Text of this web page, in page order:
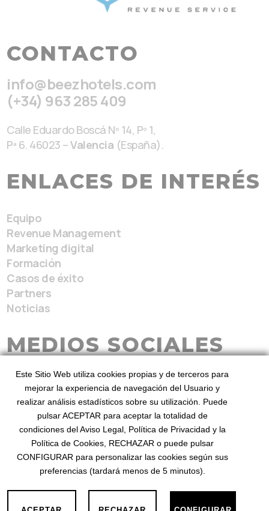
CONTACTO
info@beezhotels.com
(+34) 963 285 409
Calle Eduardo Boscá Nº 14, Pº 1,
Pª 6. 46023 –Valencia (España).
ENLACES DE INTERÉS
Equipo
Revenue Management
Marketing digital
Formación
Casos de éxito
Partners
Noticias
MEDIOS SOCIALES
BeezHotels, Revenue Service 2026Desde 2010
mejorando el revenue©. Diseñado por BeezHotels
Privacidad Aviso Legal·Cookies
Este Sitio Web utiliza cookies propias y de terceros para
mejorar la experiencia de navegación del Usuario y
realizar análisis estadísticos sobre su utilización. Puede
pulsar ACEPTAR para aceptar la totalidad de
condiciones del Aviso Legal, Política de Privacidad y la
Política de Cookies, RECHAZAR o puede pulsar
CONFIGURAR para personalizar las cookies según sus
preferencias (tardará menos de 5 minutos).